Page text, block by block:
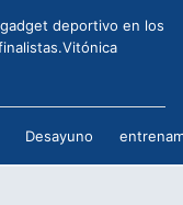
deportivo en los
Desayuno